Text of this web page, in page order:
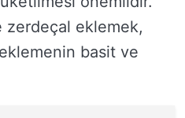
zerdeçal eklemek,
basit ve